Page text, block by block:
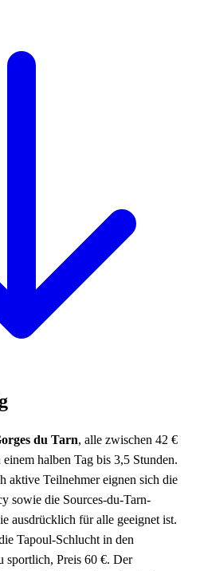
du Tarn, alle zwischen 42 €
halben Tag bis 3,5 Stunden.
aktive Teilnehmer eignen sich die
sowie die Sources-du-Tarn-
ausdrücklich für alle geeignet ist.
Tapoul-Schlucht in den
sportlich, Preis 60 €. Der